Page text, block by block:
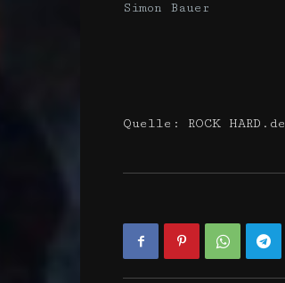
Simon Bauer
Quelle: ROCK HARD.de